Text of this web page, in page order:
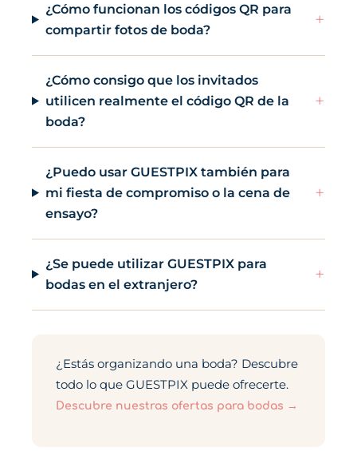
¿Cómo funcionan los códigos QR para
compartir fotos de boda?
+
¿Cómo consigo que los invitados
utilicen realmente el código QR de la
boda?
+
¿Puedo usar GUESTPIX también para
mi fiesta de compromiso o la cena de
ensayo?
+
¿Se puede utilizar GUESTPIX para
bodas en el extranjero?
+
¿Estás organizando una boda? Descubre
todo lo que GUESTPIX puede ofrecerte.
Descubre nuestras ofertas para bodas →